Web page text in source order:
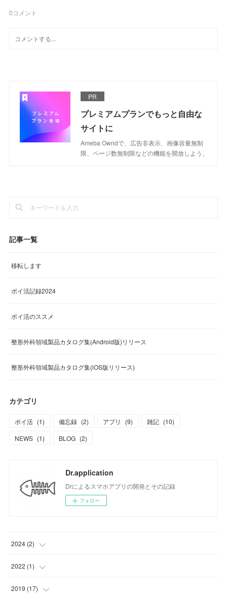
0コメント
PR
プレミアムプランでもっと自由な
サイトに
Ameba Owndで、広告非表示、画像容量無制
限、ページ数無制限などの機能を開放しよう。
記事一覧
移転します
ポイ活記録2024
ポイ活のススメ
整形外科領域製品カタログ集(Android版)リリース
整形外科領域製品カタログ集(iOS版リリース)
カテゴリ
ポイ活 (1) 備忘録 (2) アプリ (9) 雑記 (10)
NEWS (1) BLOG (2)
Dr.application
Drによるスマホアプリの開発とその記録
フォロー
2024 (2)
( )
(1
2022 (1)
(1
2019 (17)